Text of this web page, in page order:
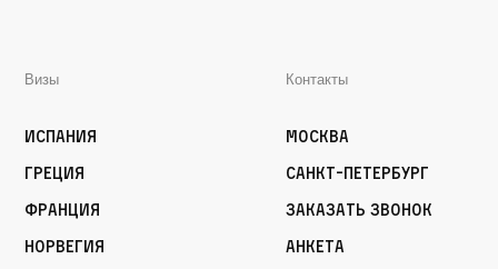
Визы
Испания
Греция
Франция
Норвегия
Контакты
Москва
Санкт-Петербург
Заказать звонок
Анкета